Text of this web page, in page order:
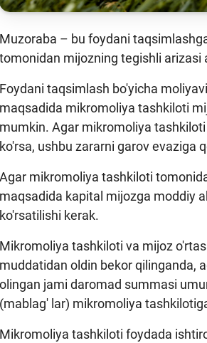
Muzoraba – bu foydani
tomonidan mijozning tegishli arizasi
Foydani taqsimlash bo'yicha
maqsadida mikromoliya tashkiloti
mumkin. Agar mikromoliya
ko'rsa, ushbu zararni garov evaziga
Agar mikromoliya tashkiloti
maqsadida kapital mijozga moddiy
ko'rsatilishi kerak.
Mikromoliya tashkiloti va mijoz
muddatidan oldin bekor qilinganda,
olingan jami daromad summasi
(mablag' lar) mikromoliya
Mikromoliya tashkiloti foydada